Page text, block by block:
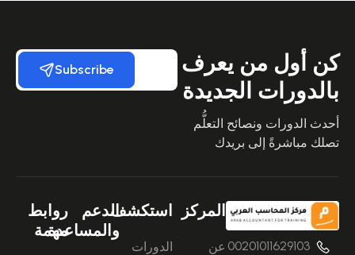
كن أول من يعرف
بالدورات الجديدة
أحدث الدورات ونصائح التعلُّم
تصلك مباشرةً إلى بريدك
Subscribe
00201011629103
المركز
عن
استكشف
الدورات
الدعم
والمساعدة
روابط
مهمة